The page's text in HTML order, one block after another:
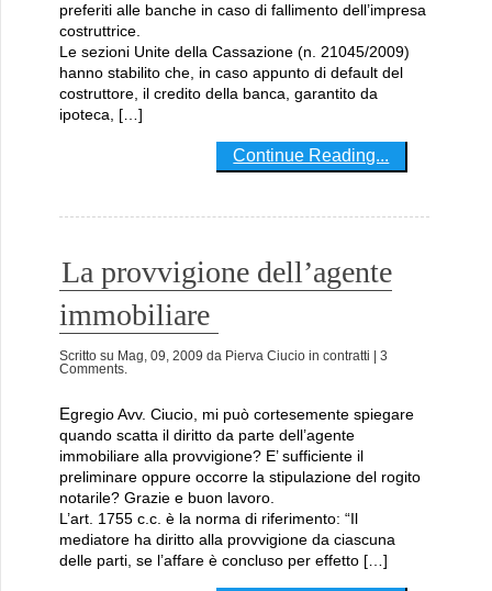
preferiti alle banche in caso di fallimento dell’impresa
costruttrice.
Le sezioni Unite della Cassazione (n. 21045/2009)
hanno stabilito che, in caso appunto di default del
costruttore, il credito della banca, garantito da
ipoteca, […]
Continue Reading...
La provvigione dell’agente
immobiliare
Scritto su Mag, 09, 2009 da Pierva Ciucio in contratti
| 3
Comments.
Egregio Avv. Ciucio, mi può cortesemente spiegare
quando scatta il diritto da parte dell’agente
immobiliare alla provvigione? E’ sufficiente il
preliminare oppure occorre la stipulazione del rogito
notarile? Grazie e buon lavoro.
L’art. 1755 c.c. è la norma di riferimento: “Il
mediatore ha diritto alla provvigione da ciascuna
delle parti, se l’affare è concluso per effetto […]